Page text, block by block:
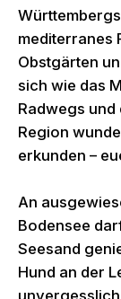
mediterranes
Obstgärten
sich wie das
Radwegs
Region
erkunden –
An
Bodensee
Seesand
Hund an der